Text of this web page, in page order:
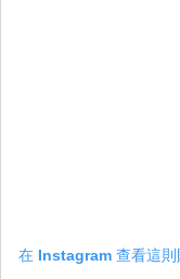
在 Instagram 查看這則